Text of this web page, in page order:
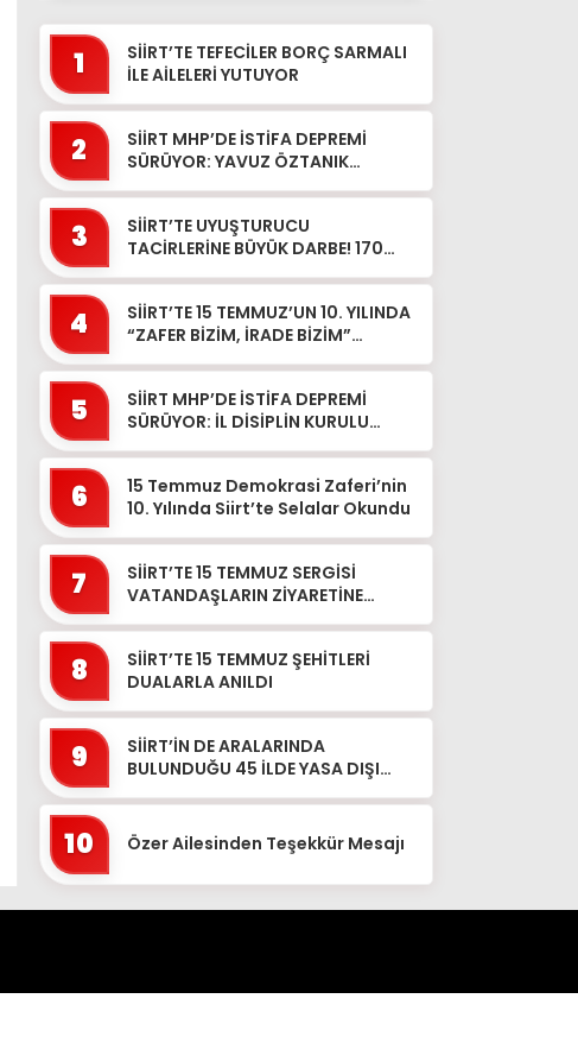
1
SİİRT’TE TEFECİLER BORÇ SARMALI
İLE AİLELERİ YUTUYOR
2
SİİRT MHP’DE İSTİFA DEPREMİ
SÜRÜYOR: YAVUZ ÖZTANIK
3
SİİRT’TE UYUŞTURUCU
TACİRLERİNE BÜYÜK DARBE! 170
4
SİİRT’TE 15 TEMMUZ’UN 10. YILINDA
“ZAFER BİZİM, İRADE BİZİM”
5
SİİRT MHP’DE İSTİFA DEPREMİ
SÜRÜYOR: İL DİSİPLİN KURULU
6
15 Temmuz Demokrasi Zaferi’nin
10. Yılında Siirt’te Selalar Okundu
7
SİİRT’TE 15 TEMMUZ SERGİSİ
VATANDAŞLARIN ZİYARETİNE
8
SİİRT’TE 15 TEMMUZ ŞEHİTLERİ
DUALARLA ANILDI
9
SİİRT’İN DE ARALARINDA
BULUNDUĞU 45 İLDE YASA DIŞI
10 Özer Ailesinden Teşekkür Mesajı